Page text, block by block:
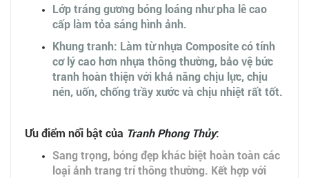
Lớp tráng gương bóng loáng như pha lê cao
cấp làm tỏa sáng hình ảnh.
Khung tranh: Làm từ nhựa Composite có tính
cơ lý cao hơn nhựa thông thường, bảo vệ bức
tranh hoàn thiện với khả năng chịu lực, chịu
nén, uốn, chống trầy xước và chịu nhiệt rất tốt.
Ưu điểm nổi bật của Tranh Phong Thủy:
Sang trọng, bóng đẹp khác biệt hoàn toàn các
loại ảnh trang trí thông thường. Kết hợp với